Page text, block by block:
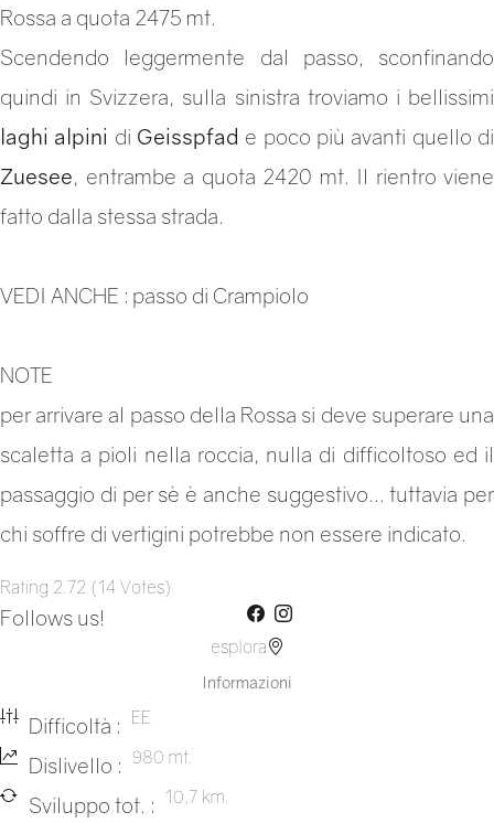
Rossa a quota 2475 mt.
Scendendo leggermente dal passo, sconfinando
quindi in Svizzera, sulla sinistra troviamo i bellissimi
laghi alpini di Geisspfad e poco più avanti quello di
Zuesee, entrambe a quota 2420 mt. Il rientro viene
fatto dalla stessa strada.
VEDI ANCHE : passo di Crampiolo
NOTE
per arrivare al passo della Rossa si deve superare una
scaletta a pioli nella roccia, nulla di difficoltoso ed il
passaggio di per sè è anche suggestivo... tuttavia per
chi soffre di vertigini potrebbe non essere indicato.
Rating 2.72 (14 Votes)
Follows us!
esplora
Informazioni
Difficoltà : EE
Dislivello : 980 mt.
Sviluppo tot. : 10,7 km.